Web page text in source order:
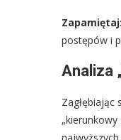
Zapamiętaj:
postępów i
Analiza
Zagłębiając